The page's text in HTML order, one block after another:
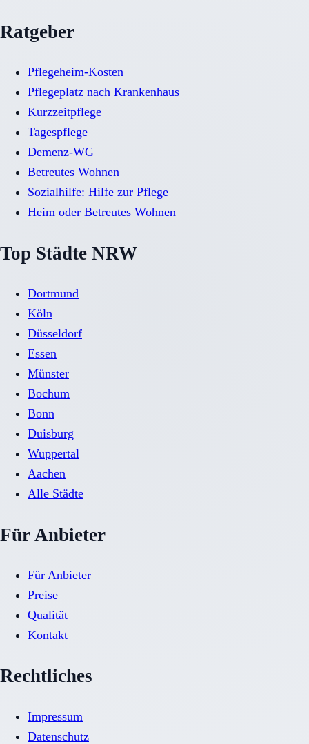
Ratgeber
Pflegeheim-Kosten
Pflegeplatz nach Krankenhaus
Kurzzeitpflege
Tagespflege
Demenz-WG
Betreutes Wohnen
Sozialhilfe: Hilfe zur Pflege
Heim oder Betreutes Wohnen
Top Städte NRW
Dortmund
Köln
Düsseldorf
Essen
Münster
Bochum
Bonn
Duisburg
Wuppertal
Aachen
Alle Städte
Für Anbieter
Für Anbieter
Preise
Qualität
Kontakt
Rechtliches
Impressum
Datenschutz